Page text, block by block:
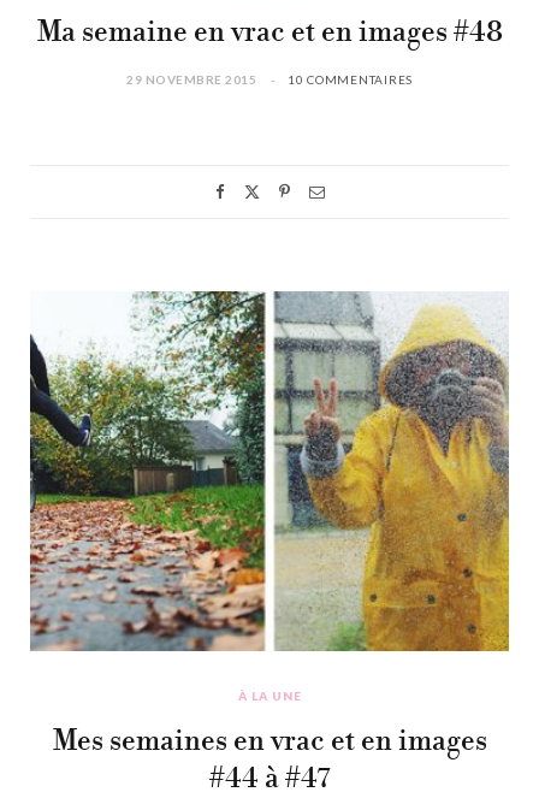
Ma semaine en vrac et en images #48
29 NOVEMBRE 2015 10 COMMENTAIRES
À LA UNE
Mes semaines en vrac et en images
#44 à #47